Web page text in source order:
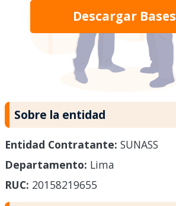
Descargar Bases
Sobre la entidad
Entidad Contratante: SUNASS
Departamento: Lima
RUC: 20158219655